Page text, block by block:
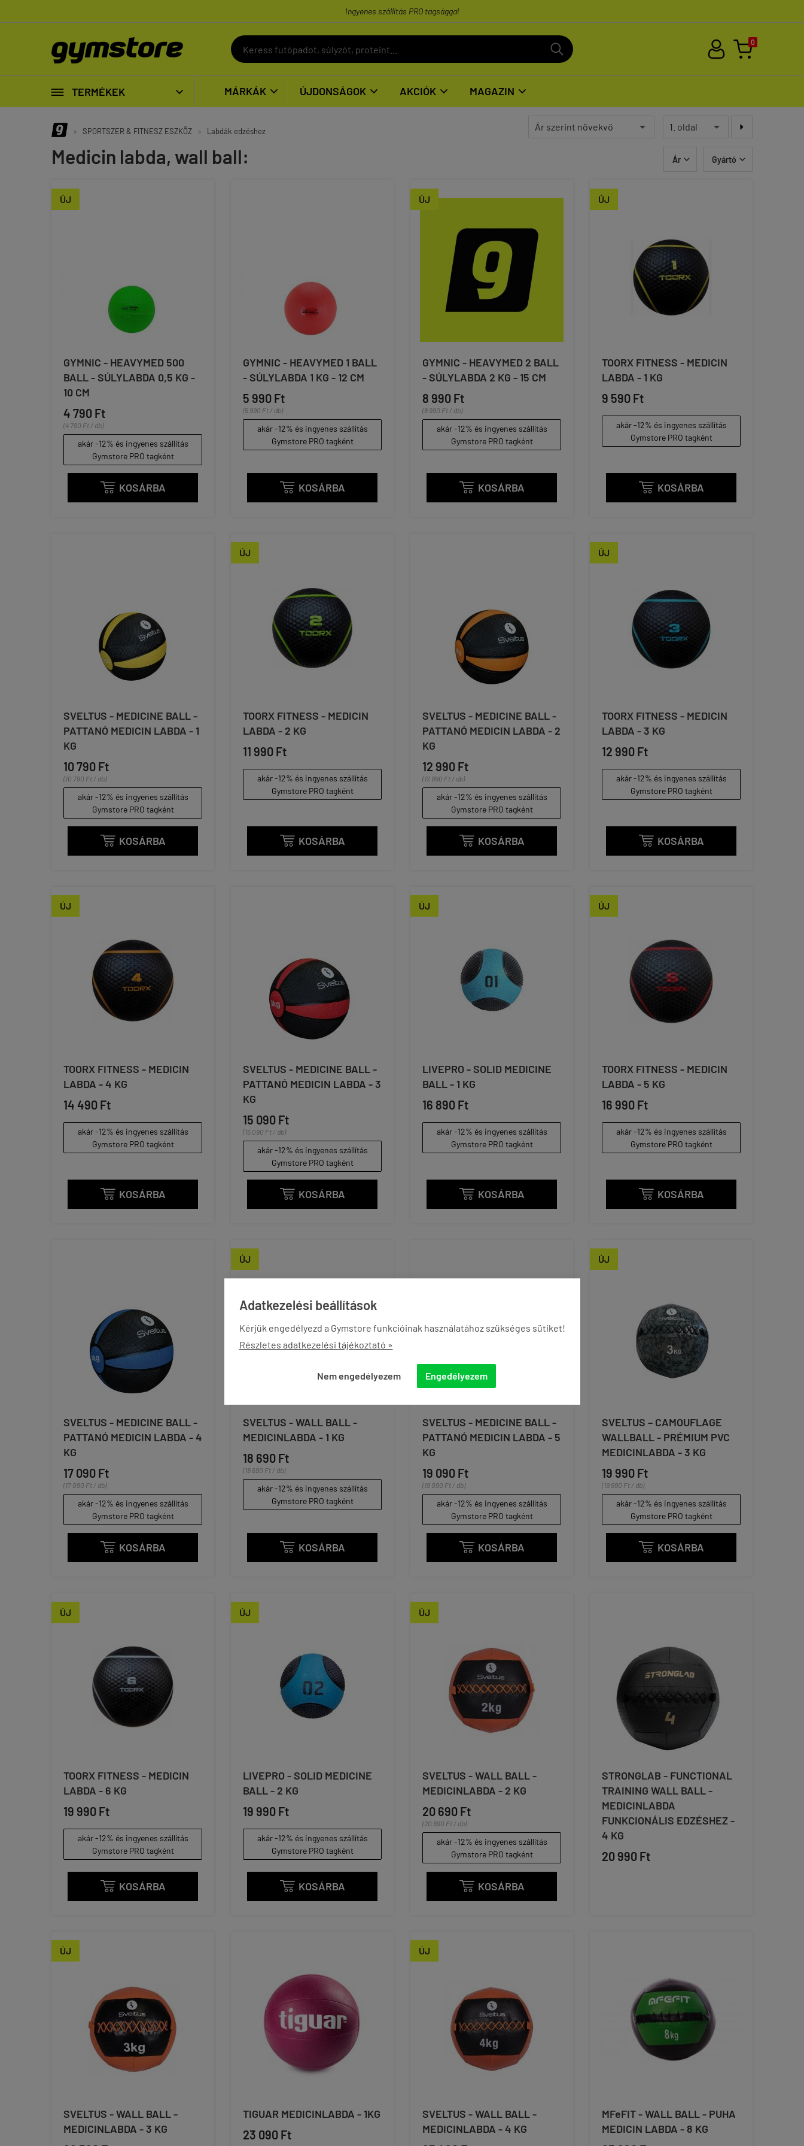
Adatkezelési beállítások
Kérjük engedélyezd a Gymstore funkcióinak használatához szükséges sütiket!
Részletes adatkezelési tájékoztató »
Nem engedélyezem Engedélyezem
Ingyenes szállítás PRO tagsággal
0
 TERMÉKEK  MÁRKÁK  ÚJDONSÁGOK  AKCIÓK  MAGAZIN 
» SPORTSZER & FITNESZ ESZKÖZ » Labdák edzéshez
Medicin labda, wall ball: Ár  Gyártó 

ÚJ
GYMNIC - HEAVYMED 500
BALL - SÚLYLABDA 0,5 KG -
10 CM
4 790 Ft
(4 790 Ft / db)
akár -12% és ingyenes szállítás
Gymstore PRO tagként
 KOSÁRBA
GYMNIC - HEAVYMED 1 BALL
- SÚLYLABDA 1 KG - 12 CM
5 990 Ft
(5 990 Ft / db)
akár -12% és ingyenes szállítás
Gymstore PRO tagként
 KOSÁRBA
ÚJ
GYMNIC - HEAVYMED 2 BALL
- SÚLYLABDA 2 KG - 15 CM
8 990 Ft
(8 990 Ft / db)
akár -12% és ingyenes szállítás
Gymstore PRO tagként
 KOSÁRBA
ÚJ
TOORX FITNESS - MEDICIN
LABDA - 1 KG
9 590 Ft
akár -12% és ingyenes szállítás
Gymstore PRO tagként
 KOSÁRBA
SVELTUS - MEDICINE BALL -
PATTANÓ MEDICIN LABDA - 1
KG
10 790 Ft
(10 790 Ft / db)
akár -12% és ingyenes szállítás
Gymstore PRO tagként
 KOSÁRBA
ÚJ
TOORX FITNESS - MEDICIN
LABDA - 2 KG
11 990 Ft
akár -12% és ingyenes szállítás
Gymstore PRO tagként
 KOSÁRBA
SVELTUS - MEDICINE BALL -
PATTANÓ MEDICIN LABDA - 2
KG
12 990 Ft
(12 990 Ft / db)
akár -12% és ingyenes szállítás
Gymstore PRO tagként
 KOSÁRBA
ÚJ
TOORX FITNESS - MEDICIN
LABDA - 3 KG
12 990 Ft
akár -12% és ingyenes szállítás
Gymstore PRO tagként
 KOSÁRBA
ÚJ
TOORX FITNESS - MEDICIN
LABDA - 4 KG
14 490 Ft
akár -12% és ingyenes szállítás
Gymstore PRO tagként
 KOSÁRBA
SVELTUS - MEDICINE BALL -
PATTANÓ MEDICIN LABDA - 3
KG
15 090 Ft
(15 090 Ft / db)
akár -12% és ingyenes szállítás
Gymstore PRO tagként
 KOSÁRBA
ÚJ
LIVEPRO - SOLID MEDICINE
BALL - 1 KG
16 890 Ft
akár -12% és ingyenes szállítás
Gymstore PRO tagként
 KOSÁRBA
ÚJ
TOORX FITNESS - MEDICIN
LABDA - 5 KG
16 990 Ft
akár -12% és ingyenes szállítás
Gymstore PRO tagként
 KOSÁRBA
SVELTUS - MEDICINE BALL -
PATTANÓ MEDICIN LABDA - 4
KG
17 090 Ft
(17 090 Ft / db)
akár -12% és ingyenes szállítás
Gymstore PRO tagként
 KOSÁRBA
ÚJ
SVELTUS - WALL BALL -
MEDICINLABDA - 1 KG
18 690 Ft
(18 690 Ft / db)
akár -12% és ingyenes szállítás
Gymstore PRO tagként
 KOSÁRBA
SVELTUS - MEDICINE BALL -
PATTANÓ MEDICIN LABDA - 5
KG
19 090 Ft
(19 090 Ft / db)
akár -12% és ingyenes szállítás
Gymstore PRO tagként
 KOSÁRBA
ÚJ
SVELTUS – CAMOUFLAGE
WALLBALL - PRÉMIUM PVC
MEDICINLABDA - 3 KG
19 990 Ft
(19 990 Ft / db)
akár -12% és ingyenes szállítás
Gymstore PRO tagként
 KOSÁRBA
ÚJ
TOORX FITNESS - MEDICIN
LABDA - 6 KG
19 990 Ft
akár -12% és ingyenes szállítás
Gymstore PRO tagként
 KOSÁRBA
ÚJ
LIVEPRO - SOLID MEDICINE
BALL - 2 KG
19 990 Ft
akár -12% és ingyenes szállítás
Gymstore PRO tagként
 KOSÁRBA
ÚJ
SVELTUS - WALL BALL -
MEDICINLABDA - 2 KG
20 690 Ft
(20 690 Ft / db)
akár -12% és ingyenes szállítás
Gymstore PRO tagként
 KOSÁRBA
STRONGLAB - FUNCTIONAL
TRAINING WALL BALL -
MEDICINLABDA
FUNKCIONÁLIS EDZÉSHEZ -
4 KG
20 990 Ft
ÚJ
SVELTUS - WALL BALL -
MEDICINLABDA - 3 KG
TIGUAR MEDICINLABDA - 1KG
23 090 Ft
ÚJ
SVELTUS - WALL BALL -
MEDICINLABDA - 4 KG
MFeFIT - WALL BALL - PUHA
MEDICIN LABDA - 8 KG